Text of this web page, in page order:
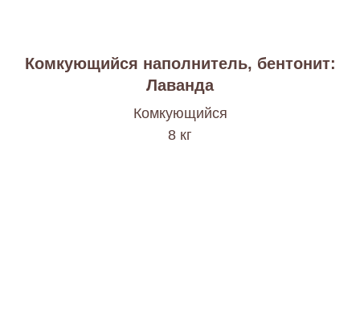
Комкующийся наполнитель, бентонит:
Лаванда
Комкующийся
8 кг